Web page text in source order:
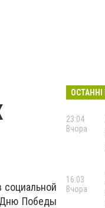
социальной
Победы
23:04
Вчора
16:03
Вчора